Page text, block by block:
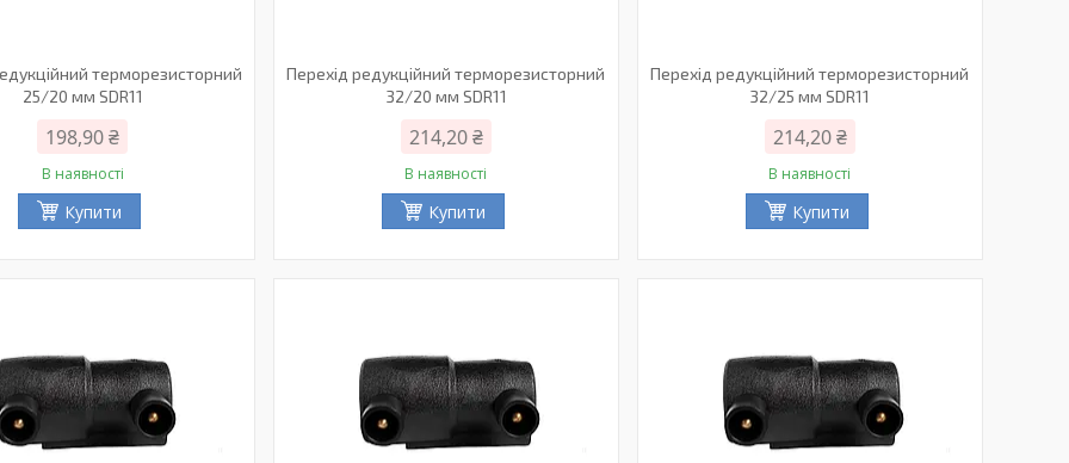
терморезисторний
25/20 мм SDR11
198,90 ₴
В наявності
Купити
Перехід редукційний терморезисторний
32/20 мм SDR11
214,20 ₴
В наявності
Купити
Перехід редукційний терморезисторний
32/25 мм SDR11
214,20 ₴
В наявності
Купити